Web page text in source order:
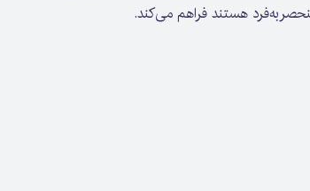
هستند فراهم می‌کند.